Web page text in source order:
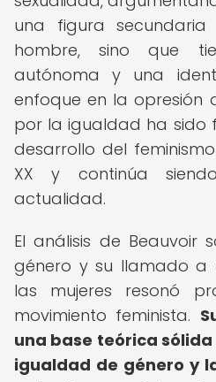
una figura
hombre, sino que
autónoma y una
enfoque en la opresión
por la igualdad ha sido
desarrollo del
XX y continúa
actualidad.
El análisis de Beauvoir
género y su llamado a
las mujeres resonó
movimiento feminista.
una base teórica
igualdad de género y